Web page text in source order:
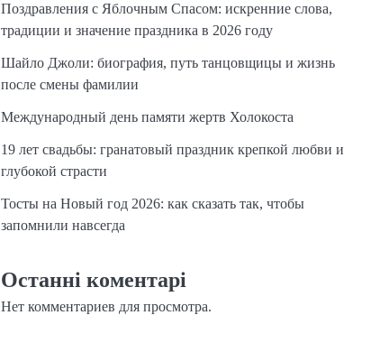
Поздравления с Яблочным Спасом: искренние слова,
традиции и значение праздника в 2026 году
Шайло Джоли: биография, путь танцовщицы и жизнь
после смены фамилии
Международный день памяти жертв Холокоста
19 лет свадьбы: гранатовый праздник крепкой любви и
глубокой страсти
Тосты на Новый год 2026: как сказать так, чтобы
запомнили навсегда
Останні коментарі
Нет комментариев для просмотра.